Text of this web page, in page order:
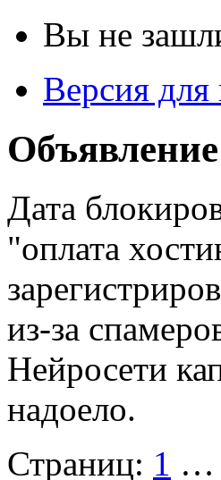
Вы не
Версия для
Объявление
Дата
"оплата
из-за
Нейросети
надоело.
Страниц: 1 …